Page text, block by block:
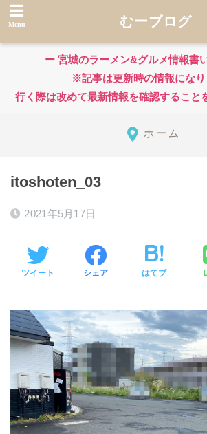
むーブログ
ー 宮城のラーメン&グルメ情報書
※記事は更新時の情報になり
行く際は改めて最新情報を確認すること
ホーム
itoshoten_03
2021年5月17日
ツイート シェア はてブ